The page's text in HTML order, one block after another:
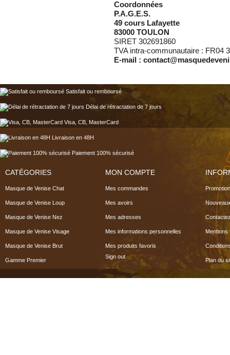
Coordonnées
P.A.G.E.S.
49 cours Lafayette
83000 TOULON
SIRET 302691860
TVA intra-communautaire : FR04
E-mail :
Satisfait ou remboursé
Délai de rétractation de 7 jours
Visa, CB, MasterCard
Livraison en 48H
Paiement 100% sécurisé
CATÉGORIES
Masque de Venise Chat
Masque de Venise Loup
Masque de Venise Nez
Masque de Venise Visage
Masque de Venise Brut
Gamme Premier
MON COMPTE
Mes commandes
Mes avoirs
Mes adresses
Mes informations personnelles
Mes produits favoris
Sign out
Mentions
Plan du